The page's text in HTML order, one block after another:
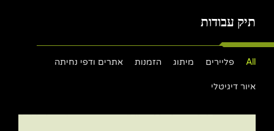
תיק עבודות
All פליירים מיתוג הזמנות אתרים ודפי נחיתה
איור דיגיטלי